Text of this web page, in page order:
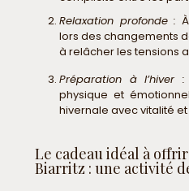
Relaxation profonde :
lors des changements
à relâcher les tensions
Préparation à l’hiver :
physique et
hivernale avec vitalité
Le cadeau idéal à
Biarritz : une activité